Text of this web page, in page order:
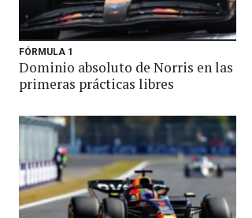
FÓRMULA 1
Dominio absoluto de Norris en las
primeras prácticas libres